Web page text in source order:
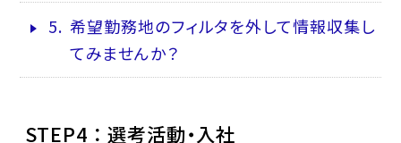
5. 希望勤務地のフィルタを外して情報収集し
てみませんか？
STEP4 ： 選考活動・入社